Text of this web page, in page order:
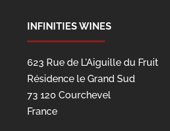
INFINITIES WINES
623 Rue de L'Aiguille du Fruit
Résidence le Grand Sud
73 120 Courchevel
France